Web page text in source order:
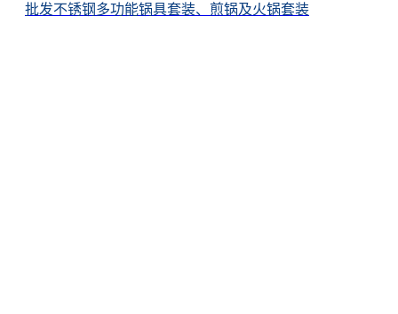
批发不锈钢多功能锅具套装、煎锅及火锅套装